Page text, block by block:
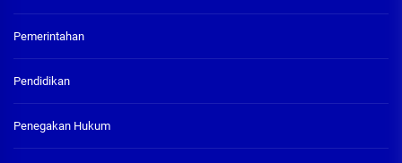
Pemerintahan
Pendidikan
Penegakan Hukum